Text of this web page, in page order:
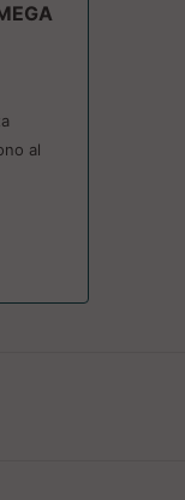
al